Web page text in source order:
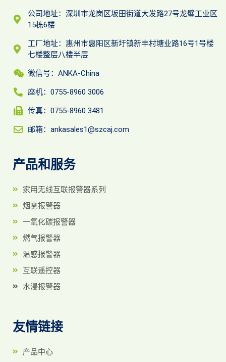
公司地址：深圳市龙岗区坂田街道大发路27号龙璧工业区
15栋6楼
工厂地址：惠州市惠阳区新圩镇新丰村塘业路16号1号楼
七楼整层八楼半层
微信号：ANKA-China
座机：0755-8960 3006
传真：0755-8960 3481
邮箱：ankasales1@szcaj.com
产品和服务
家用无线互联报警器系列
烟雾报警器
一氧化碳报警器
燃气报警器
温感报警器
互联遥控器
水浸报警器
友情链接
产品中心